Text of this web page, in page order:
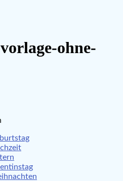
ohne-